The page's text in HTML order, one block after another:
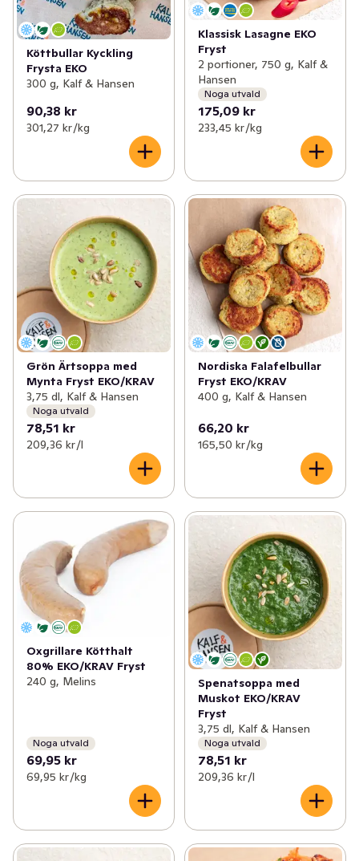
Köttbullar Kyckling
Frysta EKO
300 g, Kalf & Hansen
90,38 kr
301,27 kr /kg
Klassisk Lasagne EKO
Fryst
2 portioner, 750 g, Kalf &
Hansen
Noga utvald
175,09 kr
233,45 kr /kg
Grön Ärtsoppa med
Mynta Fryst EKO/KRAV
3,75 dl, Kalf & Hansen
Noga utvald
78,51 kr
209,36 kr /l
Nordiska Falafelbullar
Fryst EKO/KRAV
400 g, Kalf & Hansen
66,20 kr
165,50 kr /kg
Oxgrillare Kötthalt
80% EKO/KRAV Fryst
240 g, Melins
Noga utvald
69,95 kr
69,95 kr /kg
Spenatsoppa med
Muskot EKO/KRAV
Fryst
3,75 dl, Kalf & Hansen
Noga utvald
78,51 kr
209,36 kr /l